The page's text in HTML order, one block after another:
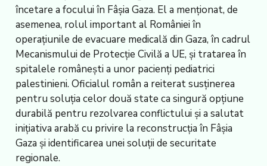
încetare a focului în Fâșia Gaza. El a menționat, de
asemenea, rolul important al României în
operațiunile de evacuare medicală din Gaza, în cadrul
Mecanismului de Protecție Civilă a UE, și tratarea în
spitalele românești a unor pacienți pediatrici
palestinieni. Oficialul român a reiterat susținerea
pentru soluția celor două state ca singură opțiune
durabilă pentru rezolvarea conflictului și a salutat
inițiativa arabă cu privire la reconstrucția în Fâșia
Gaza și identificarea unei soluții de securitate
regionale.